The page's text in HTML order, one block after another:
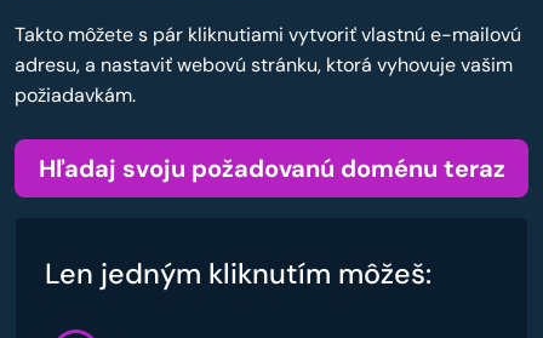
Takto môžete s pár kliknutiami vytvoriť vlastnú e-mailovú
adresu, a nastaviť webovú stránku, ktorá vyhovuje vašim
požiadavkám.
Hľadaj svoju požadovanú doménu teraz
Len jedným kliknutím môžeš: